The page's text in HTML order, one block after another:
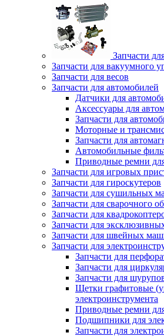
Запчасти
Запчасти для вакуумного
Запчасти для весов
Запчасти для автомобилей
Датчики для
Аксессуары для
Запчасти для
Моторные и
Запчасти для
Автомобильные
Приводные ремни
Запчасти для игровых
Запчасти для гироскутеров
Запчасти для сушильных
Запчасти для сварочного
Запчасти для
Запчасти для
Запчасти для швейных
Запчасти для
Запчасти для
Запчасти для
Запчасти для
Щетки графитовые
электроинструмента
Приводные ремни
Подшипники для
Запчасти для